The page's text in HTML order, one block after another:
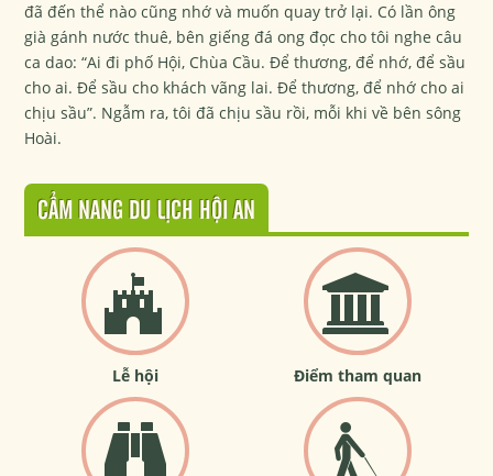
đã đến thể nào cũng nhớ và muốn quay trở lại. Có lần ông
già gánh nước thuê, bên giếng đá ong đọc cho tôi nghe câu
ca dao: “Ai đi phố Hội, Chùa Cầu. Để thương, để nhớ, để sầu
cho ai. Để sầu cho khách vãng lai. Để thương, để nhớ cho ai
chịu sầu”. Ngẫm ra, tôi đã chịu sầu rồi, mỗi khi về bên sông
Hoài.
CẨM NANG DU LỊCH HỘI AN
Lễ hội Điểm tham quan